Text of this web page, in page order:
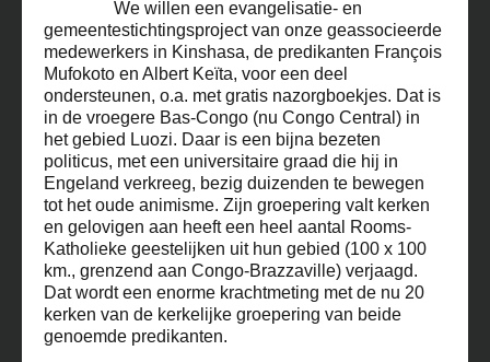
We willen een evangelisatie- en
gemeentestichtingsproject van onze geassocieerde
medewerkers in Kinshasa, de predikanten François
Mufokoto en Albert Keïta, voor een deel
ondersteunen, o.a. met gratis nazorgboekjes. Dat is
in de vroegere Bas-Congo (nu Congo Central) in
het gebied Luozi. Daar is een bijna bezeten
politicus, met een universitaire graad die hij in
Engeland verkreeg, bezig duizenden te bewegen
tot het oude animisme. Zijn groepering valt kerken
en gelovigen aan heeft een heel aantal Rooms-
Katholieke geestelijken uit hun gebied (100 x 100
km., grenzend aan Congo-Brazzaville) verjaagd.
Dat wordt een enorme krachtmeting met de nu 20
kerken van de kerkelijke groepering van beide
genoemde predikanten.